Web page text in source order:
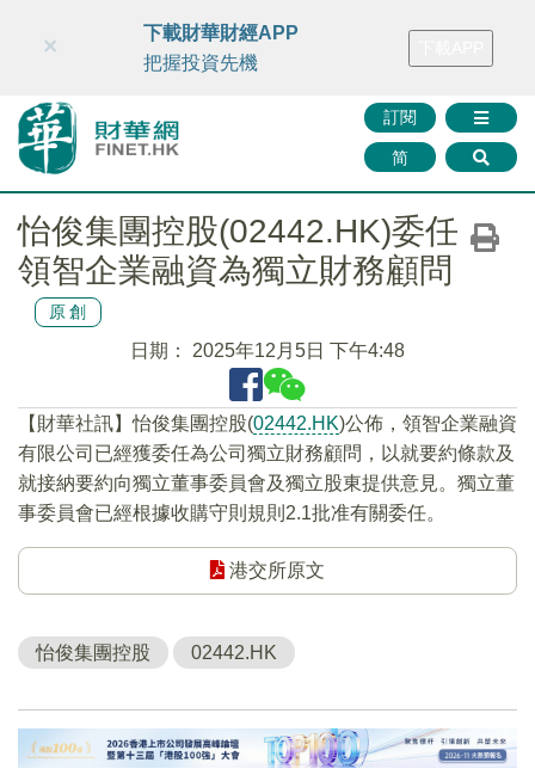
財華智庫網 FINTV FINMETA 財華證券 媒體矩陣
訂閱
简
×
下載財華財經APP
把握投資先機
怡俊集團控股(02442.HK)委任
領智企業融資為獨立財務顧問
原創
日期： 2025年12月5日 下午4:48
【財華社訊】怡俊集團控股(02442.HK)公佈，領智企業融資
有限公司已經獲委任為公司獨立財務顧問，以就要約條款及
就接納要約向獨立董事委員會及獨立股東提供意見。獨立董
事委員會已經根據收購守則規則2.1批准有關委任。
港交所原文
怡俊集團控股 02442.HK